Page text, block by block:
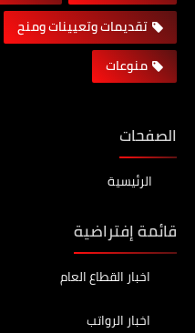
تقديمات وتعيينات ومنح
منوعات
الصفحات
الرئيسية
قائمة إفتراضية
اخبار القطاع العام
اخبار الرواتب